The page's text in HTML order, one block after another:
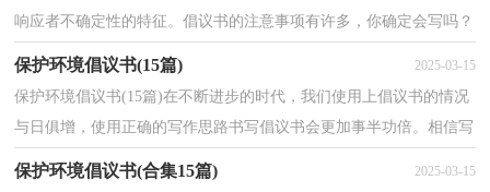
响应者不确定性的特征。倡议书的注意事项有许多，你确定会写吗？
以下是小编整理的质量月活动倡议书，仅供参考，希望能够...
保护环境倡议书(15篇) 2025-03-15
保护环境倡议书(15篇)在不断进步的时代，我们使用上倡议书的情况
与日俱增，使用正确的写作思路书写倡议书会更加事半功倍。相信写
倡议书是一个让许多人都头痛的问题，下面是小编整...
保护环境倡议书(合集15篇) 2025-03-15